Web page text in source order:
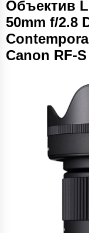
Объектив
50mm f/2.8
Canon RF-S